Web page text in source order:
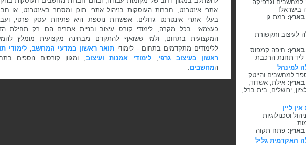
וגרפיקה
בישראל!
בארץ: רמת גן
לעיצוב ותקשורת
בארץ: חיפה קמפוס
ליד תחנת הרכבת
למינהל
למחשבים והייטק
בארץ:אילת, אשדוד,
ירושלים, בית ברל,
ליין
וטכנולוגיות
בארץ:פתח תקוה
האקדמית גליל
אתרי אינטרנט, חברות העוסקות בניהול אתרי תוכן ומסחר באינטרנט, או
בעלי אתרי אינטרנט גדולים. אפשרות נוספת היא פתיחת עסק פרטי,
כעצמאי. בכל מקרה, לימודי קורס עיצוב ובניית אתרים הם רק תחילת
המקצועית בתחום, ולמי ששואף להתקדם מבחינה מקצועית מומלץ
ללימודים מתקדמים בתחום - לימודיתואר ראשון במדעי המחשב,לימודי
ראשון בעיצוב גרפי,לימודי אמנות ועיצוב, ומגוון קורסים נוספים
המחשבים.